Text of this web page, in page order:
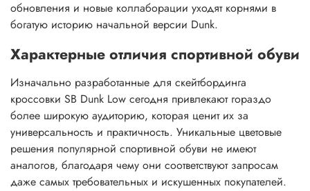
обновления и новые коллаборации уходят корнями в
богатую историю начальной версии Dunk.
Характерные отличия спортивной обуви
Изначально разработанные для скейтбординга
кроссовки SB Dunk Low сегодня привлекают гораздо
более широкую аудиторию, которая ценит их за
универсальность и практичность. Уникальные цветовые
решения популярной спортивной обуви не имеют
аналогов, благодаря чему они соответствуют запросам
даже самых требовательных и искушенных покупателей.